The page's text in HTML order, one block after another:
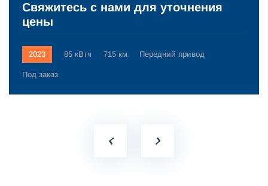
Свяжитесь с нами для уточнения
цены
2023 85 кВтч 715 км Передний привод
Под заказ